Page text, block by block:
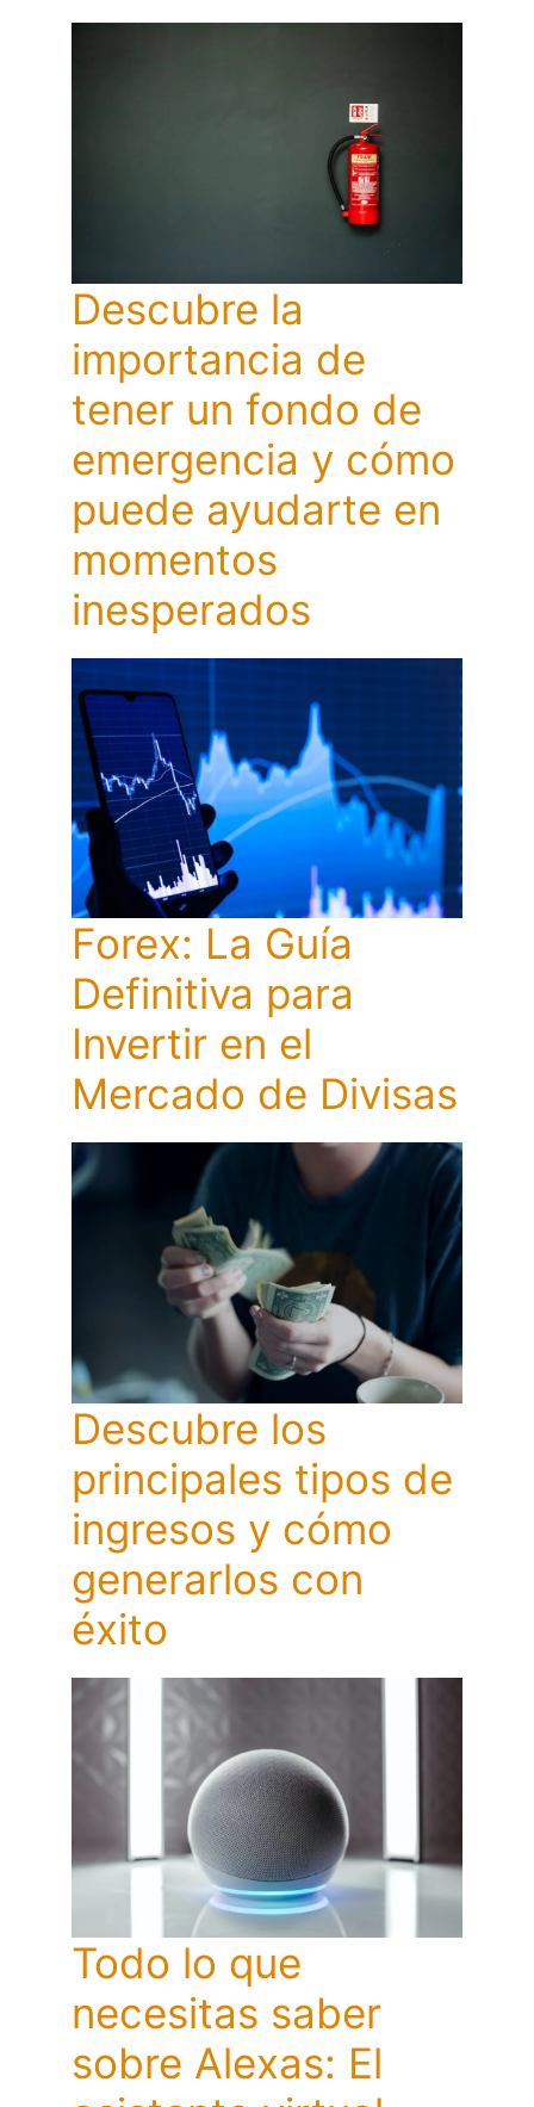
Descubre la
importancia de
tener un fondo de
emergencia y cómo
puede ayudarte en
momentos
inesperados
Forex: La Guía
Definitiva para
Invertir en el
Mercado de Divisas
Descubre los
principales tipos de
ingresos y cómo
generarlos con
éxito
Todo lo que
necesitas saber
sobre Alexas: El